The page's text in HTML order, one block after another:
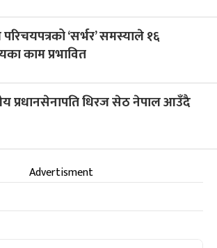
परिचयपत्रको ‘सर्भर’ समस्याले १६
काम प्रभावित
प्रधानसेनापति धिरज सेठ नेपाल आउँदै
Advertisment